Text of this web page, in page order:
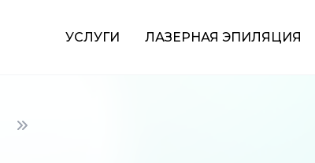
УСЛУГИ
ЛАЗЕРНАЯ ЭПИЛЯЦИЯ